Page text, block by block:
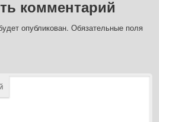
комментарий
опубликован. Обязательные поля